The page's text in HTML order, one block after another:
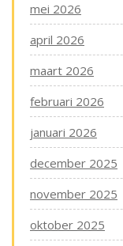
mei 2026
april 2026
maart 2026
februari 2026
januari 2026
december 2025
november 2025
oktober 2025